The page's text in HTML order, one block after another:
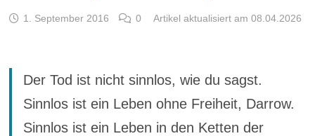
1. September 2016 0 Artikel aktualisiert am 08.04.2026
Der Tod ist nicht sinnlos, wie du sagst.
Sinnlos ist ein Leben ohne Freiheit, Darrow.
Sinnlos ist ein Leben in den Ketten der